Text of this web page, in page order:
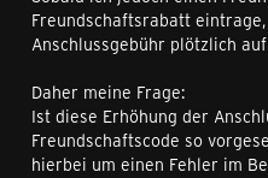
Freundschaftsrabatt
Anschlussgebühr plötzlich
Daher meine Frage:
Ist diese Erhöhung der
Freundschaftscode so
hierbei um einen Fehler im